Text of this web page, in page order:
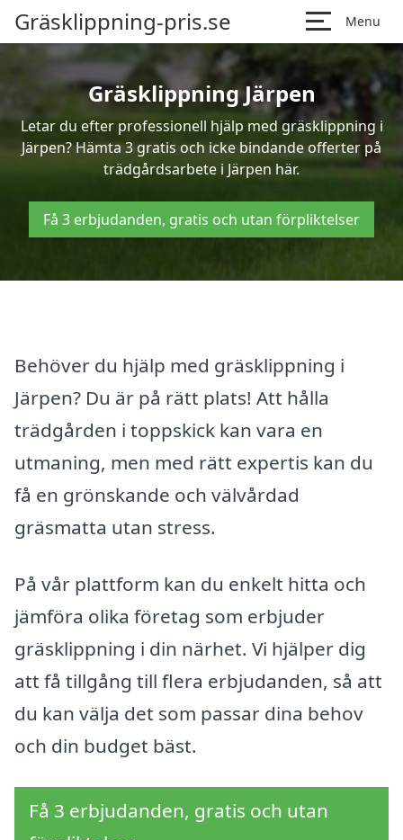
Gräsklippning-pris.se Menu
Gräsklippning Järpen
Letar du efter professionell hjälp med gräsklippning i
Järpen? Hämta 3 gratis och icke bindande offerter på
trädgårdsarbete i Järpen här.
Få 3 erbjudanden, gratis och utan förpliktelser
Behöver du hjälp med gräsklippning i
Järpen? Du är på rätt plats! Att hålla
trädgården i toppskick kan vara en
utmaning, men med rätt expertis kan du
få en grönskande och välvårdad
gräsmatta utan stress.
På vår plattform kan du enkelt hitta och
jämföra olika företag som erbjuder
gräsklippning i din närhet. Vi hjälper dig
att få tillgång till flera erbjudanden, så att
du kan välja det som passar dina behov
och din budget bäst.
Få 3 erbjudanden, gratis och utan